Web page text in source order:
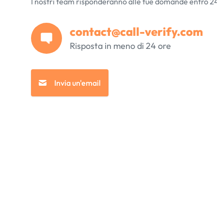
contact@call-verify.com
Risposta in meno di 24 ore
Invia un'email